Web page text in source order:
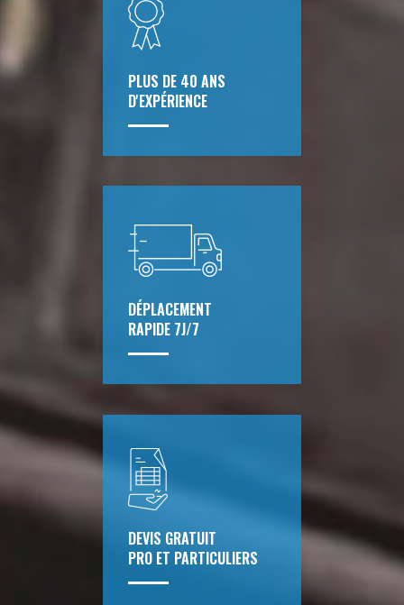
PLUS DE 40 ANS
D'EXPÉRIENCE
DÉPLACEMENT
RAPIDE 7J/7
DEVIS GRATUIT
PRO ET PARTICULIERS